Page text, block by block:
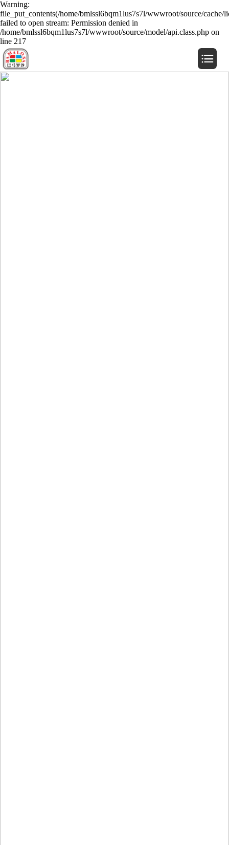
Warning:
file_put_contents(/home/bmlssl6bqm1lus7s7l/wwwroot/source/cache/
failed to open stream: Permission denied in
/home/bmlssl6bqm1lus7s7l/wwwroot/source/model/api.class.php on
line 217